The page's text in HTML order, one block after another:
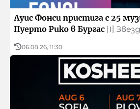
Луис Фонси пристига с 25
Пуерто Рико в Бургас 〣
06.08.26, 11:30